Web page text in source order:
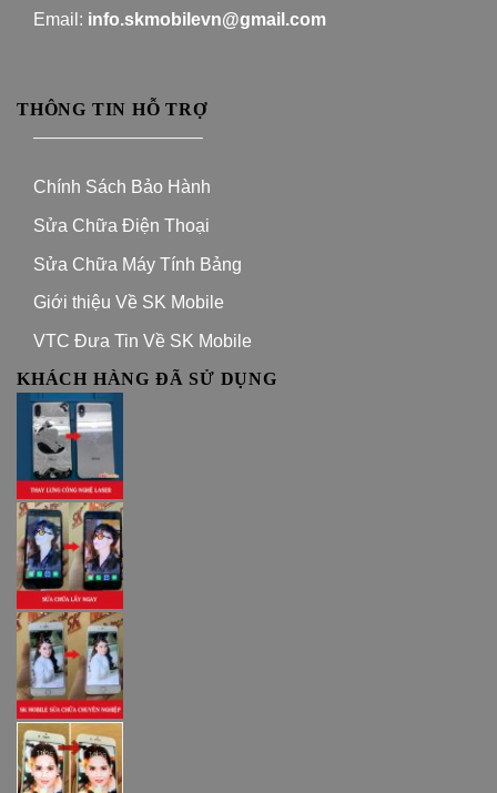
Email: info.skmobilevn@gmail.com
THÔNG TIN HỖ TRỢ
—————————–
Chính Sách Bảo Hành
Sửa Chữa Điện Thoại
Sửa Chữa Máy Tính Bảng
Giới thiệu Về SK Mobile
VTC Đưa Tin Về SK Mobile
KHÁCH HÀNG ĐÃ SỬ DỤNG